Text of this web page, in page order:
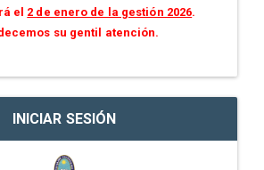
el 2 de enero de la gestión 2026.
su gentil atención.
INICIAR SESIÓN